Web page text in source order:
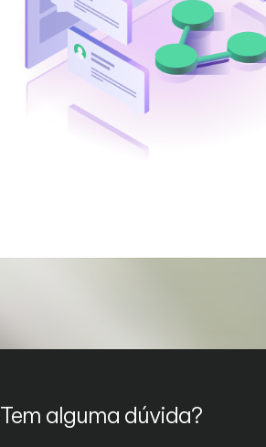
Tem alguma dúvida?